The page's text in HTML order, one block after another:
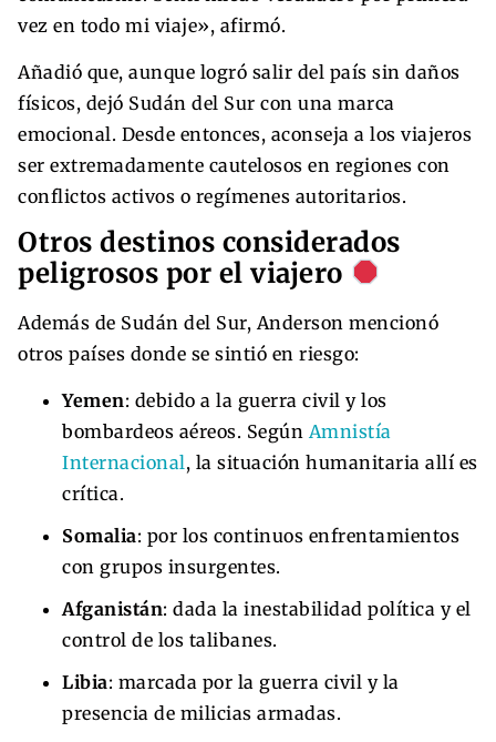
vez en todo mi viaje», afirmó.
Añadió que, aunque logró salir del país sin daños
físicos, dejó Sudán del Sur con una marca
emocional. Desde entonces, aconseja a los viajeros
ser extremadamente cautelosos en regiones con
conflictos activos o regímenes autoritarios.
Otros destinos considerados
peligrosos por el viajero
Además de Sudán del Sur, Anderson mencionó
otros países donde se sintió en riesgo:
Yemen: debido a la guerra civil y los
bombardeos aéreos. Según Amnistía
Internacional, la situación humanitaria allí es
crítica.
Somalia: por los continuos enfrentamientos
con grupos insurgentes.
Afganistán: dada la inestabilidad política y el
control de los talibanes.
Libia: marcada por la guerra civil y la
presencia de milicias armadas.